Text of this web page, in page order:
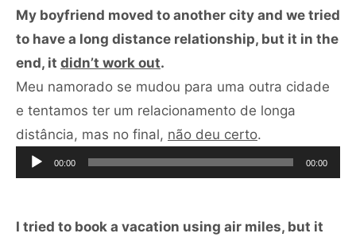
My boyfriend moved to another city and we tried
to have a long distance relationship, but it in the
end, it didn’t work out.
Meu namorado se mudou para uma outra cidade
e tentamos ter um relacionamento de longa
distância, mas no final, não deu certo.
de
áudio
00:00 00:00
I tried to book a vacation using air miles, but it